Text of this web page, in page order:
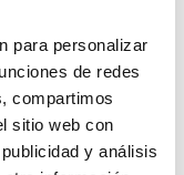
para personalizar
de redes
compartimos
sitio web con
y análisis
implica la
plazo de
por lo que
en cuenta
en el plazo